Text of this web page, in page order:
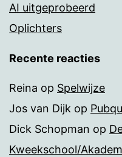
AI uitgeprobeerd
Oplichters
Recente reacties
Reina op Spelwijze
Jos van Dijk op
Dick Schopman op
Kweekschool/